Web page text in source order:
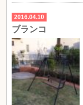
2016.04.10
ブランコ